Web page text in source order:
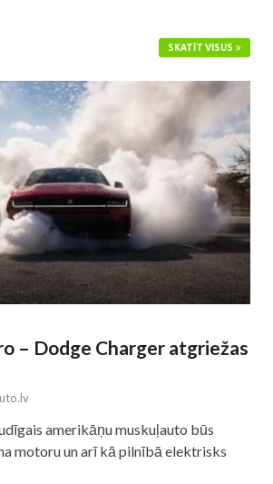
SKATĪT VISUS
– Dodge Charger atgriežas
amerikāņu muskuļauto būs
motoru un arī kā pilnībā elektrisks